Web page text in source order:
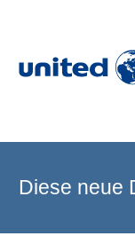
Diese neue